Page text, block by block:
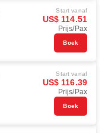
Start vanaf
US$ 114.51
Prijs/Pax
Boek
Start vanaf
US$ 116.39
Prijs/Pax
Boek